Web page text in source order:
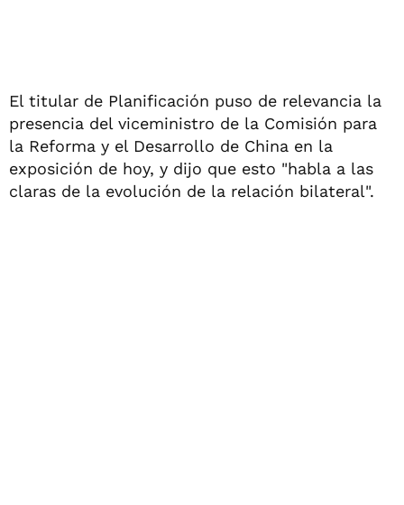
El titular de Planificación puso de relevancia la
presencia del viceministro de la Comisión para
la Reforma y el Desarrollo de China en la
exposición de hoy, y dijo que esto "habla a las
claras de la evolución de la relación bilateral".